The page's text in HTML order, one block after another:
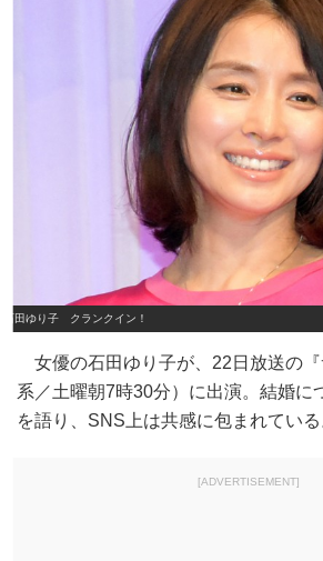
石田ゆり子 クランクイン！
女優の石田ゆり子が、22日放送の
系／土曜朝7時30分）に出演。結婚に
を語り、SNS上は共感に包まれている
[ADVERTISEMENT]